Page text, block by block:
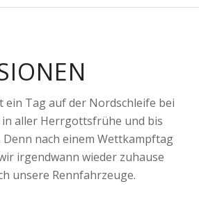
ein Tag auf der Nordschleife bei
in aller Herrgottsfrühe und bis
Denn nach einem Wettkampftag
irgendwann wieder zuhause
unsere Rennfahrzeuge.